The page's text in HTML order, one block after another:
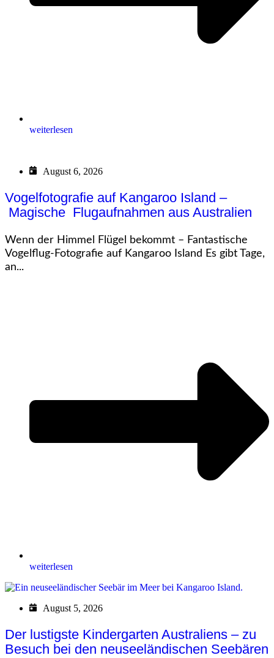
weiterlesen
August 6, 2026
Vogelfotografie auf Kangaroo Island –
Magische Flugaufnahmen aus Australien
Wenn der Himmel Flügel bekommt – Fantastische
Vogelflug-Fotografie auf Kangaroo Island Es gibt Tage,
an...
weiterlesen
August 5, 2026
Der lustigste Kindergarten Australiens – zu
Besuch bei den neuseeländischen Seebären